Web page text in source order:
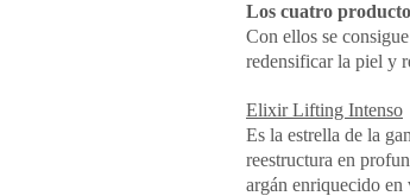
Los cuatro
Con ellos se
redensificar la piel y
Elixir Lifting Intenso
Es la estrella de la
reestructura en
argán enriquecido en